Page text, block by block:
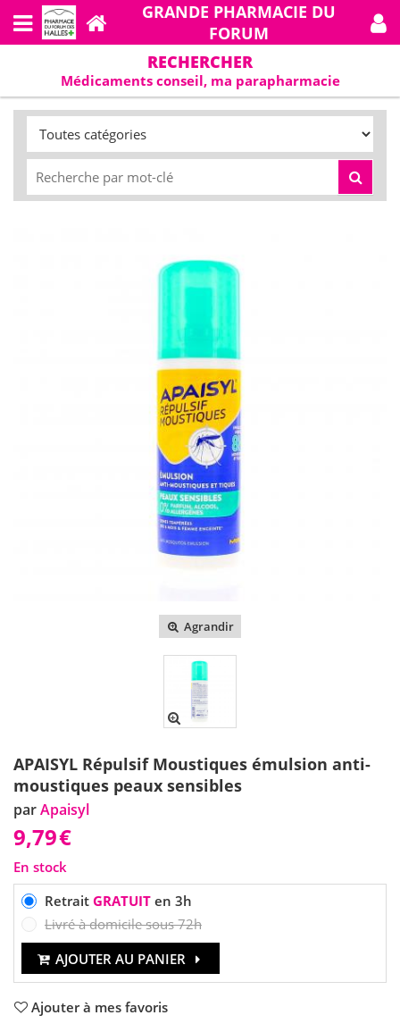
GRANDE PHARMACIE DU
FORUM
RECHERCHER
Médicaments conseil, ma parapharmacie
Agrandir
APAISYL Répulsif Moustiques émulsion anti-
moustiques peaux sensibles
parApaisyl
9,79€
En stock
Retrait GRATUITen 3h
Livré à domicile sous 72h
AJOUTER AU PANIER
Ajouter à mes favoris